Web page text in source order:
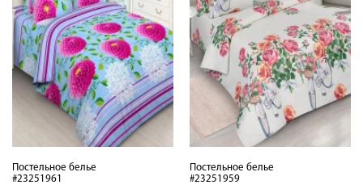
Постельное белье
#23251961
Постельное белье
#23251959